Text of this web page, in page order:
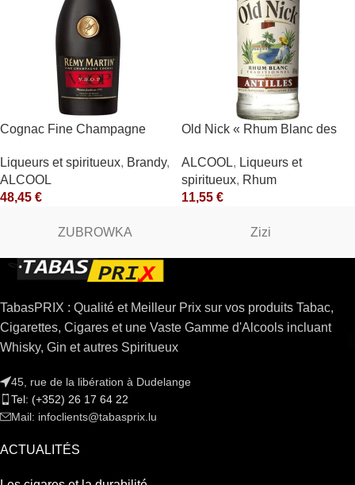
Cognac Fine Champagne
Liqueurs et spiritueux, Brandy,
ALCOOL
48,45 €
Old Nick « Rhum Blanc des
Françaises
ALCOOL, Liqueurs et
spiritueux, Rhum
11,55 €
ZUBROWKA Zizi
TabasPRIX : Qualité et Meilleur Prix sur vos produits Tabac,
Cigarettes, Cigares et une Vaste Gamme d'Alcools incluant
Whisky, Gin et autres Spiritueux
45, rue de la libération à Dudelange
Tel: (+352) 26 17 64 22
Mail: infoclients@tabasprix.lu
ACTUALITÉS